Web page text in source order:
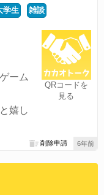
学生 雑談
QRコードを
見る
ーム
嬉し
6年前
削除申請